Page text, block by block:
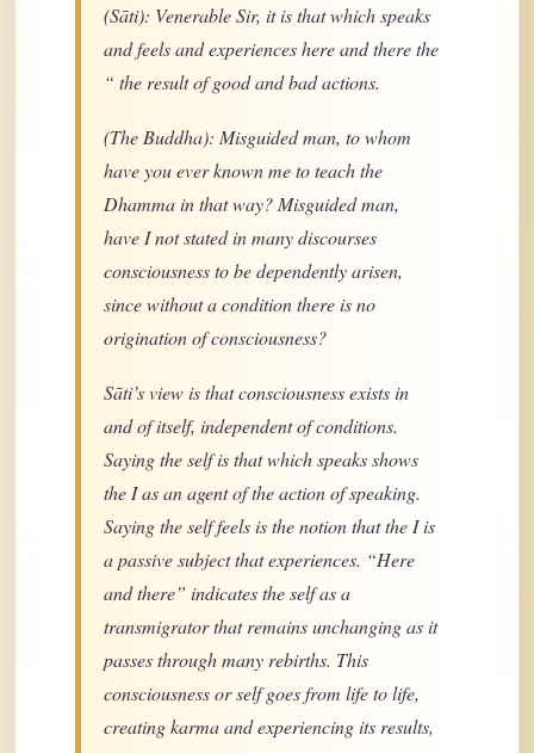
(Sāti): Venerable Sir, it is that which speaks
and feels and experiences here and there the
“ the result of good and bad actions.
(The Buddha): Misguided man, to whom
have you ever known me to teach the
Dhamma in that way? Misguided man,
have I not stated in many discourses
consciousness to be dependently arisen,
since without a condition there is no
origination of consciousness?
Sāti’s view is that consciousness exists in
and of itself, independent of conditions.
Saying the self is that which speaks shows
the I as an agent of the action of speaking.
Saying the self feels is the notion that the I is
a passive subject that experiences. “Here
and there” indicates the self as a
transmigrator that remains unchanging as it
passes through many rebirths. This
consciousness or self goes from life to life,
creating karma and experiencing its results,